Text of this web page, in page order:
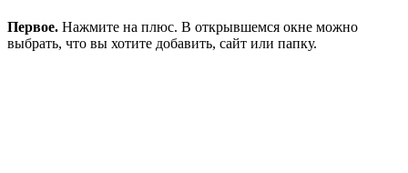
Первое. Нажмите на плюс. В открывшемся окне можно
выбрать, что вы хотите добавить, сайт или папку.